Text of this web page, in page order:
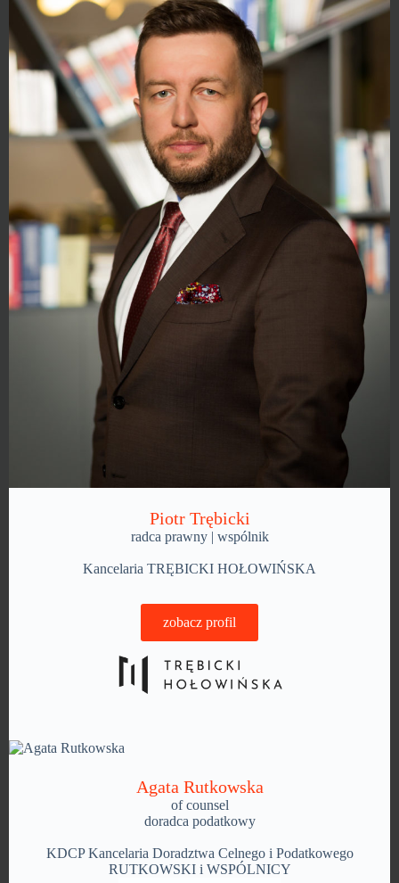
Piotr Trębicki
radca prawny | wspólnik
Kancelaria TRĘBICKI HOŁOWIŃSKA
zobacz profil
Agata Rutkowska
of counsel
doradca podatkowy
KDCP Kancelaria Doradztwa Celnego i Podatkowego
RUTKOWSKI i WSPÓLNICY